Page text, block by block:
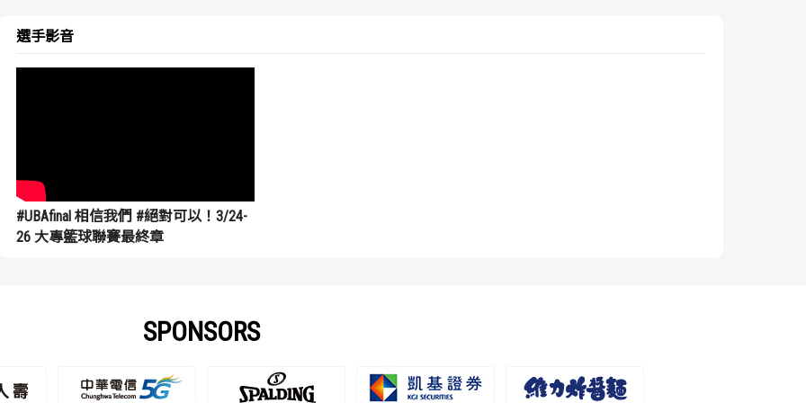
選手影音
#UBAfinal 相信我們 #絕對可以！3/24-
26 大專籃球聯賽最終章
SPONSORS